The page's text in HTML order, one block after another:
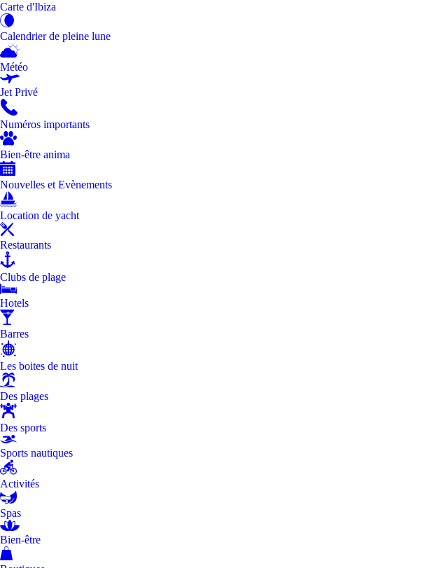
Carte d'Ibiza
Calendrier de pleine lune
Météo
Jet Privé
Numéros importants
Bien-être anima
Nouvelles et Evènements
Location de yacht
Restaurants
Clubs de plage
Hotels
Barres
Les boites de nuit
Des plages
Des sports
Sports nautiques
Activités
Spas
Bien-être